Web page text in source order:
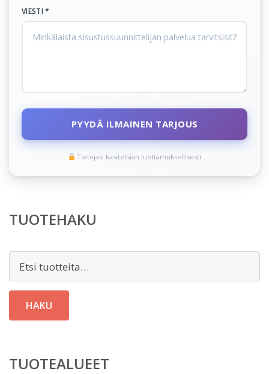
VIESTI *
PYYDÄ ILMAINEN TARJOUS
Tietojasi käsitellään luottamuksellisesti
TUOTEHAKU
HAKU
TUOTEALUEET